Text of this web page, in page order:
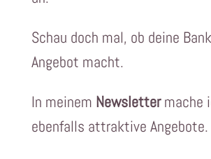
Schau doch mal, ob deine
Angebot macht.
In meinem Newslettermache
ebenfalls attraktive Angebote.